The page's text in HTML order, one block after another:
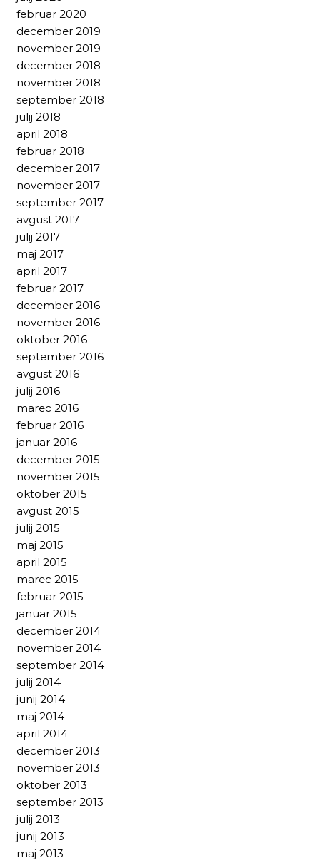
februar 2020
december 2019
november 2019
december 2018
november 2018
september 2018
julij 2018
april 2018
februar 2018
december 2017
november 2017
september 2017
avgust 2017
julij 2017
maj 2017
april 2017
februar 2017
december 2016
november 2016
oktober 2016
september 2016
avgust 2016
julij 2016
marec 2016
februar 2016
januar 2016
december 2015
november 2015
oktober 2015
avgust 2015
julij 2015
maj 2015
april 2015
marec 2015
februar 2015
januar 2015
december 2014
november 2014
september 2014
julij 2014
junij 2014
maj 2014
april 2014
december 2013
november 2013
oktober 2013
september 2013
julij 2013
junij 2013
maj 2013